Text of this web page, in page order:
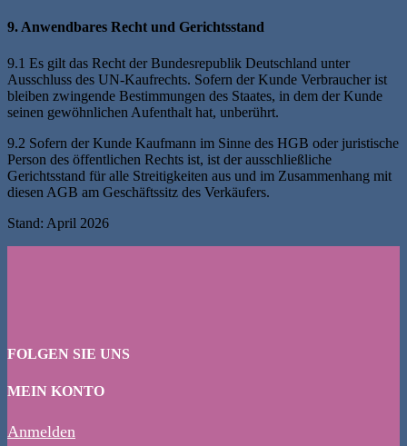
9. Anwendbares Recht und Gerichtsstand
9.1 Es gilt das Recht der Bundesrepublik Deutschland unter
Ausschluss des UN-Kaufrechts. Sofern der Kunde Verbraucher ist
bleiben zwingende Bestimmungen des Staates, in dem der Kunde
seinen gewöhnlichen Aufenthalt hat, unberührt.
9.2 Sofern der Kunde Kaufmann im Sinne des HGB oder juristische
Person des öffentlichen Rechts ist, ist der ausschließliche
Gerichtsstand für alle Streitigkeiten aus und im Zusammenhang mit
diesen AGB am Geschäftssitz des Verkäufers.
Stand: April 2026
FOLGEN SIE UNS
MEIN KONTO
Anmelden